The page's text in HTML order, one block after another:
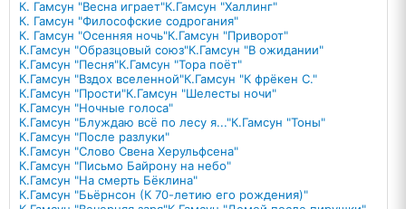
К. Гамсун "Весна играет"К.Гамсун "Халлинг"
К. Гамсун "Философские содрогания"
К. Гамсун "Осенняя ночь"К.Гамсун "Приворот"
К.Гамсун "Образцовый союз"К.Гамсун "В ожидании"
К.Гамсун "Песня"К.Гамсун "Тора поёт"
К.Гамсун "Вздох вселенной"К.Гамсун "К фрёкен С."
К.Гамсун "Прости"К.Гамсун "Шелесты ночи"
К.Гамсун "Ночные голоса"
К.Гамсун "Блуждаю всё по лесу я..."К.Гамсун "Тоны"
К.Гамсун "После разлуки"
К.Гамсун "Слово Свена Херульфсена"
К.Гамсун "Письмо Байрону на небо"
К.Гамсун "На смерть Бёклина"
К.Гамсун "Бьёрнсон (К 70-летию его рождения)"